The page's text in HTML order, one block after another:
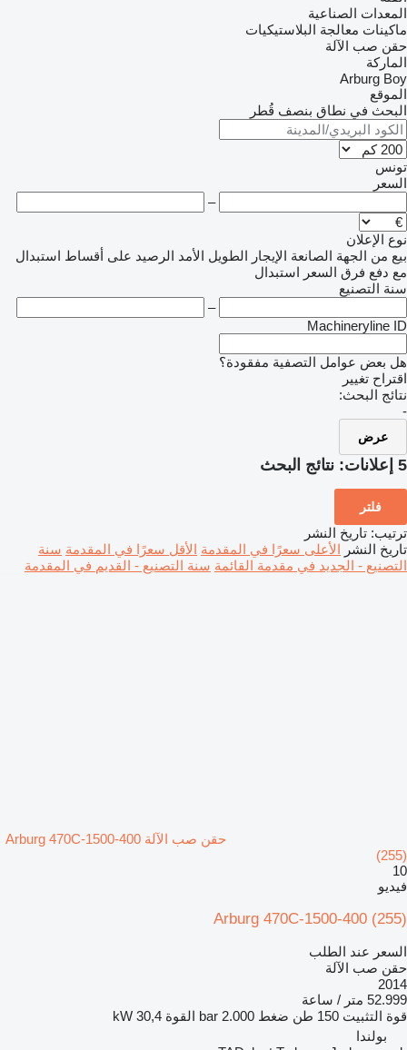
المعدات الصناعية
ماكينات معالجة البلاستيكيات
حقن صب الآلة
الماركة
Arburg Boy
الموقع
البحث في نطاق بنصف قُطر
تونس
السعر
–
نوع الإعلان
بيع من الجهة الصانعة الإيجار الطويل الأمد الرصيد على أقساط استبدال
مع دفع فرق السعر استبدال
سنة التصنيع
–
Machineryline ID
هل بعض عوامل التصفية مفقودة؟
اقتراح تغيير
نتائج البحث:
-
عرض
5 إعلانات: نتائج البحث
فلتر
ترتيب: تاريخ النشر
تاريخ النشر الأعلى سعرًا في المقدمة الأقل سعرًا في المقدمة سنة
التصنيع - الجديد في مقدمة القائمة سنة التصنيع - القديم في المقدمة
حقن صب الآلة Arburg 470C-1500-400
(255)
10
فيديو
Arburg 470C-1500-400 (255)
السعر عند الطلب
حقن صب الآلة
2014
52.999 متر / ساعة
قوة التثبيت 150 طن ضغط 2.000 bar القوة 30,4 kW
بولندا